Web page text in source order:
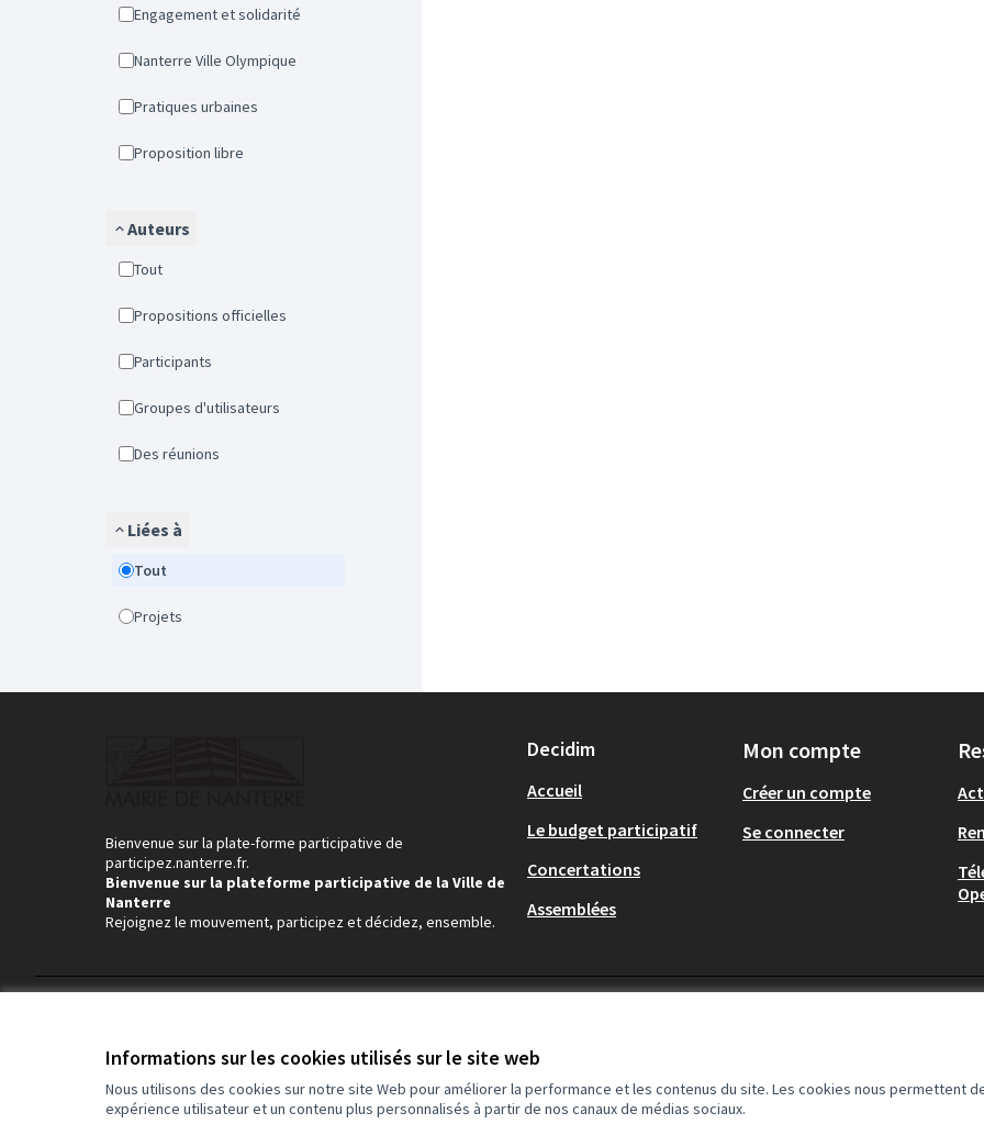
Informations sur les cookies utilisés sur le site web
Nous utilisons des cookies sur notre site Web pour améliorer la performance et les contenus du site. Les cookies nous permettent
expérience utilisateur et un contenu plus personnalisés à partir de nos canaux de médias sociaux.
Engagement et solidarité
Nanterre Ville Olympique
Pratiques urbaines
Proposition libre
Auteurs
Tout
Propositions officielles
Participants
Groupes d'utilisateurs
Des réunions
Liées à
Tout
Projets
Bienvenue sur la plate-forme participative de
participez.nanterre.fr.
Bienvenue sur la plateforme participative de la Ville de
Nanterre
Rejoignez le mouvement, participez et décidez, ensemble.
Decidim
Accueil
Le budget participatif
Concertations
Assemblées
Mon compte
Créer un compte
Se connecter